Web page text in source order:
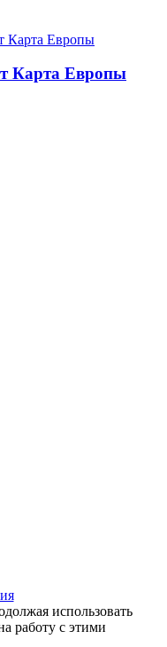
Карта Европы
использовать
работу с этими